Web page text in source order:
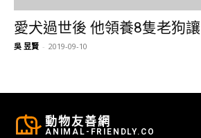
愛犬過世後 他領養8隻老狗
吳 昱賢 - 2019-09-10
動物友善網
ANIMAL-FRIENDLY.CO